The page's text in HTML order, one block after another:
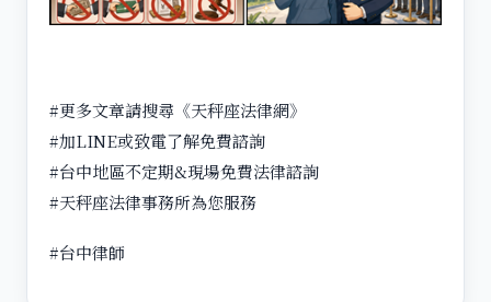
#更多文章請搜尋《天秤座法律網》
#加LINE或致電了解免費諮詢
#台中地區不定期&現場免費法律諮詢
#天秤座法律事務所為您服務
#台中律師